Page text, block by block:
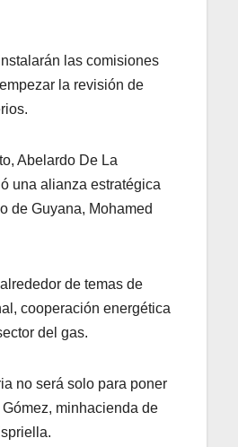
las comisiones
la revisión de
Abelardo De La
una alianza estratégica
de Guyana, Mohamed
de temas de
cooperación energética
del gas.
no será solo para poner
Gómez, minhacienda de